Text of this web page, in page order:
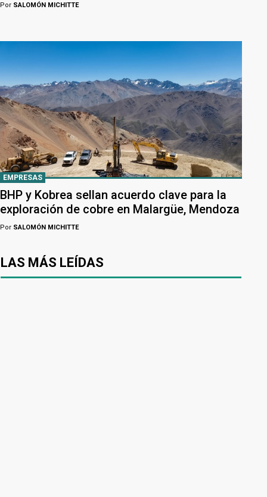
Por SALOMÓN MICHITTE
EMPRESAS
BHP y Kobrea sellan acuerdo clave para la
exploración de cobre en Malargüe, Mendoza
Por SALOMÓN MICHITTE
LAS MÁS LEÍDAS